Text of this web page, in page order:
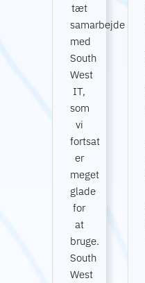
tæt
samarbejde
med
South
West
IT,
som
vi
fortsat
er
meget
glade
for
at
bruge.
South
West